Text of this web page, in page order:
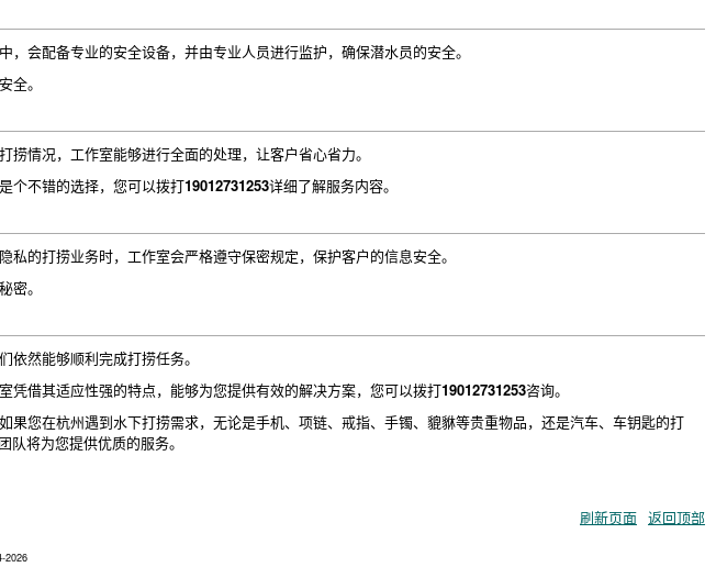
会配备专业的安全设备，并由专业人员进行监护，确保潜水员的安全。
全。
情况，工作室能够进行全面的处理，让客户省心省力。
个不错的选择，您可以拨打19012731253详细了解服务内容。
的打捞业务时，工作室会严格遵守保密规定，保护客户的信息安全。
密。
然能够顺利完成打捞任务。
借其适应性强的特点，能够为您提供有效的解决方案，您可以拨打19012731253咨询。
果您在杭州遇到水下打捞需求，无论是手机、项链、戒指、手镯、貔貅等贵重物品，还是汽车、车钥匙的打
队将为您提供优质的服务。
刷新页面 返回顶部